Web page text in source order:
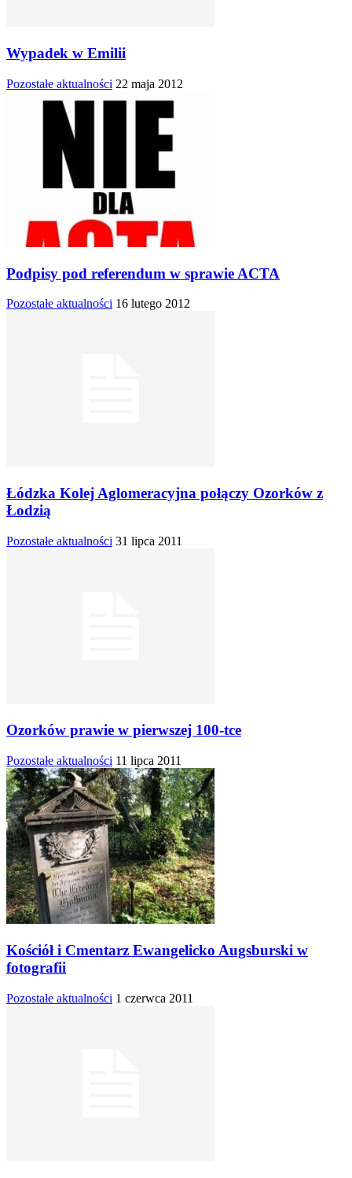
Wypadek w Emilii
Pozostałe aktualności 22 maja 2012
Podpisy pod referendum w sprawie ACTA
Pozostałe aktualności 16 lutego 2012
Łódzka Kolej Aglomeracyjna połączy Ozorków z
Łodzią
Pozostałe aktualności 31 lipca 2011
Ozorków prawie w pierwszej 100-tce
Pozostałe aktualności 11 lipca 2011
Kościół i Cmentarz Ewangelicko Augsburski w
fotografii
Pozostałe aktualności 1 czerwca 2011